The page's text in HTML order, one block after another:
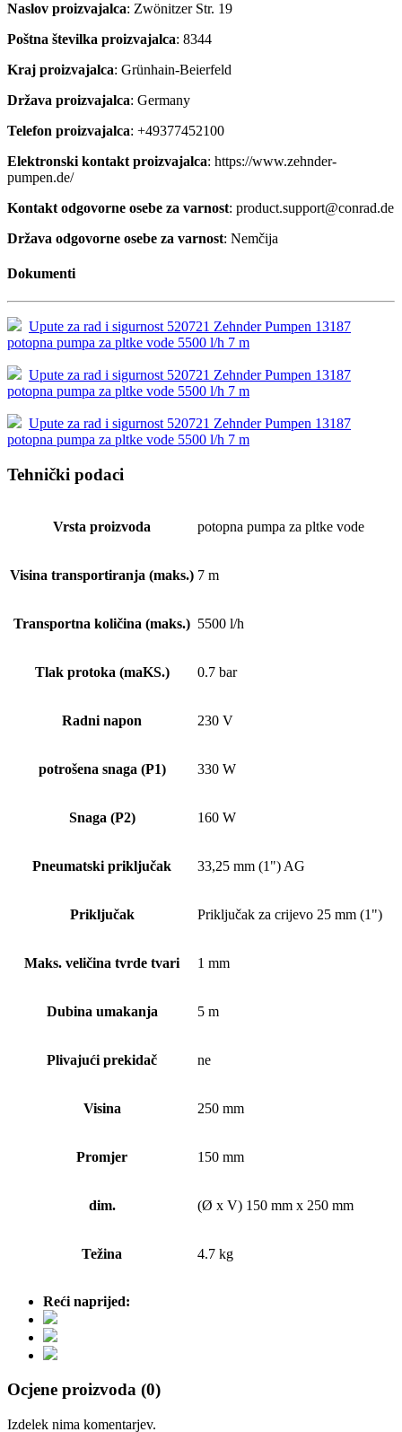
Naslov proizvajalca: Zwönitzer Str. 19
Poštna številka proizvajalca: 8344
Kraj proizvajalca: Grünhain-Beierfeld
Država proizvajalca: Germany
Telefon proizvajalca: +49377452100
Elektronski kontakt proizvajalca: https://www.zehnder-
pumpen.de/
Kontakt odgovorne osebe za varnost: product.support@conrad.de
Država odgovorne osebe za varnost: Nemčija
Dokumenti
Upute za rad i sigurnost 520721 Zehnder Pumpen 13187
potopna pumpa za pltke vode 5500 l/h 7 m
Upute za rad i sigurnost 520721 Zehnder Pumpen 13187
potopna pumpa za pltke vode 5500 l/h 7 m
Upute za rad i sigurnost 520721 Zehnder Pumpen 13187
potopna pumpa za pltke vode 5500 l/h 7 m
Tehnički podaci
Vrsta proizvoda potopna pumpa za pltke vode
Visina transportiranja (maks.) 7 m
Transportna količina (maks.) 5500 l/h
Tlak protoka (maKS.) 0.7 bar
Radni napon 230 V
potrošena snaga (P1) 330 W
Snaga (P2) 160 W
Pneumatski priključak 33,25 mm (1") AG
Priključak Priključak za crijevo 25 mm (1")
Maks. veličina tvrde tvari 1 mm
Dubina umakanja 5 m
Plivajući prekidač ne
Visina 250 mm
Promjer 150 mm
dim. (Ø x V) 150 mm x 250 mm
Težina 4.7 kg
Reći naprijed:
Ocjene proizvoda (0)
Izdelek nima komentarjev.